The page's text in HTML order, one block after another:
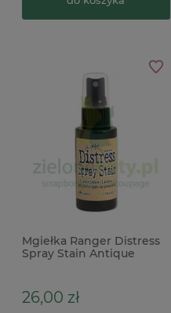
Mgiełka Ranger Distress
Spray Stain Antique
26,00 zł